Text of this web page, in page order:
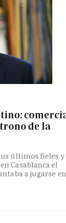
de la
últimos fieles y
Casablanca el
a jugarse en